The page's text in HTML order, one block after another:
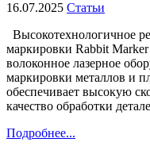
16.07.2025 Статьи
Высокотехнологичное
маркировки Rabbit
волоконное лазерное
маркировки металлов и
обеспечивает высокую
качество обработки
Подробнее...